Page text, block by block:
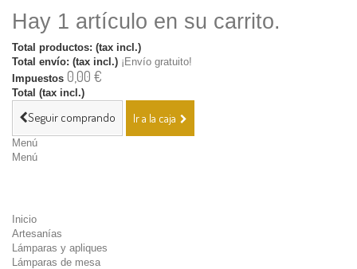
Hay 1 artículo en su carrito.
Total productos: (tax incl.)
Total envío: (tax incl.) ¡Envío gratuito!
Impuestos 0,00 €
Total (tax incl.)
Seguir comprando Ir a la caja
Menú
Menú
Inicio
Artesanías
Lámparas y apliques
Lámparas de mesa